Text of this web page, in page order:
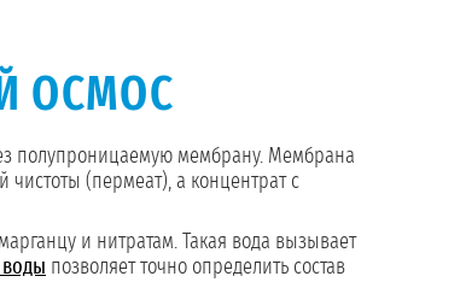
ОСМОС
полупроницаемую мембрану. Мембрана
чистоты (пермеат), а концентрат с
и нитратам. Такая вода вызывает
позволяет точно определить состав